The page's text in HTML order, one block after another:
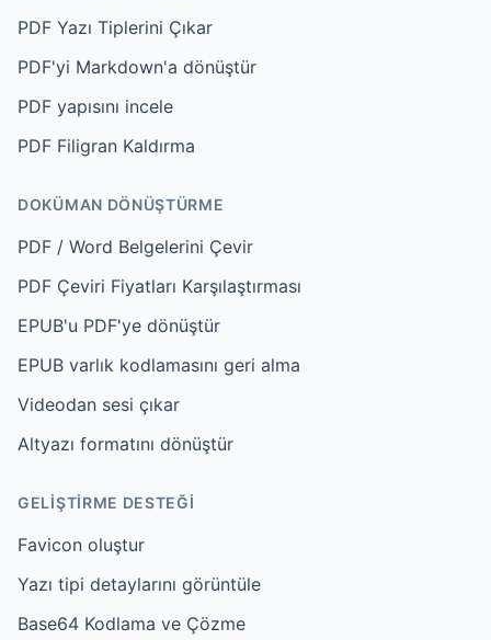
PDF Yazı Tiplerini Çıkar
PDF'yi Markdown'a dönüştür
PDF yapısını incele
PDF Filigran Kaldırma
DOKÜMAN DÖNÜŞTÜRME
PDF / Word Belgelerini Çevir
PDF Çeviri Fiyatları Karşılaştırması
EPUB'u PDF'ye dönüştür
EPUB varlık kodlamasını geri alma
Videodan sesi çıkar
Altyazı formatını dönüştür
GELIŞTIRME DESTEĞI
Favicon oluştur
Yazı tipi detaylarını görüntüle
Base64 Kodlama ve Çözme